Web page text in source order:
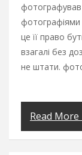
фотографував
це її право
взагалі без
не штати.
Read